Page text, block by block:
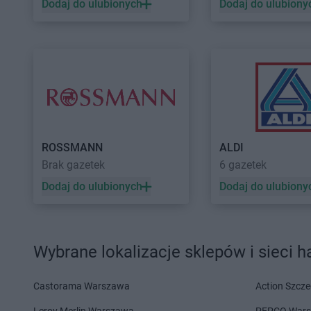
BRICOMARCHE
BRICOMARCHE Oława
BRICOMARCHE
BRICOMARCHE
BRICOMARCHE
BRICOMARCHE
BRICOMARCHE
BRICOMARCHE
BRICOMARCHE Pionki
BRICOMARCHE
Trybunalski
BRICOMARCHE
BRICOMARCHE
BRICOMARCHE Radziejów
Mazowiecka
BRICOMARCHE BRICOMARCHE
Dodaj do ulubionych
Dodaj do
ROSSMANN
Brak gazetek
Dodaj do ulubionych
ALDI
6 gazetek
Dodaj do
Wybrane lokalizacje sklepów i sieci
Castorama Warszawa Action